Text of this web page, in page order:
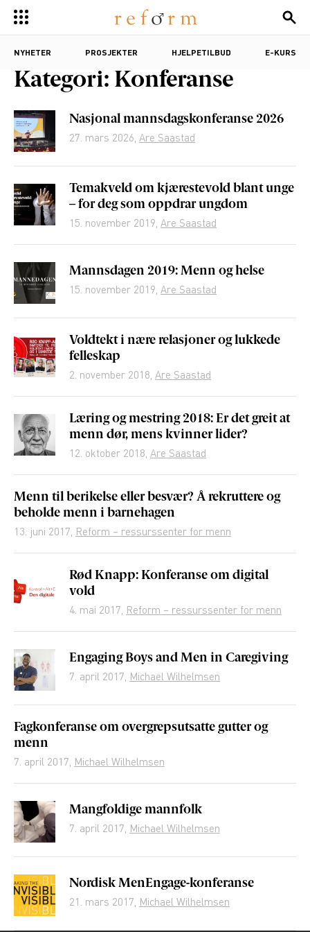
NYHETER PROSJEKTER HJELPETILBUD E-KURS
Kategori: Konferanse
Nasjonal mannsdagskonferanse 2026
27. mars 2026, Are Saastad
Temakveld om kjærestevold blant unge
– for deg som oppdrar ungdom
15. november 2019, Are Saastad
Mannsdagen 2019: Menn og helse
15. november 2019, Are Saastad
Voldtekt i nære relasjoner og lukkede
felleskap
2. november 2018, Are Saastad
Læring og mestring 2018: Er det greit at
menn dør, mens kvinner lider?
12. oktober 2018, Are Saastad
Menn til berikelse eller besvær? Å rekruttere og
beholde menn i barnehagen
13. juni 2017, Reform – ressurssenter for menn
Rød Knapp: Konferanse om digital
vold
4. mai 2017, Reform – ressurssenter for menn
Engaging Boys and Men in Caregiving
7. april 2017, Michael Wilhelmsen
Fagkonferanse om overgrepsutsatte gutter og
menn
7. april 2017, Michael Wilhelmsen
Mangfoldige mannfolk
7. april 2017, Michael Wilhelmsen
Nordisk MenEngage-konferanse
21. mars 2017, Michael Wilhelmsen